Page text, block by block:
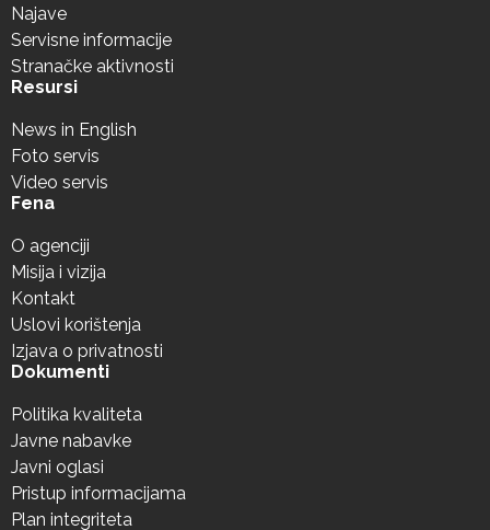
Najave
Servisne informacije
Stranačke aktivnosti
Resursi
News in English
Foto servis
Video servis
Fena
O agenciji
Misija i vizija
Kontakt
Uslovi korištenja
Izjava o privatnosti
Dokumenti
Politika kvaliteta
Javne nabavke
Javni oglasi
Pristup informacijama
Plan integriteta